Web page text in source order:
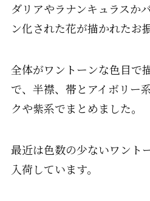
ダリアやラナンキュラスか
ン化された花が描かれたお
全体がワントーンな色目で
で、半襟、帯とアイボリー
クや紫系でまとめました。
最近は色数の少ないワント
入荷しています。